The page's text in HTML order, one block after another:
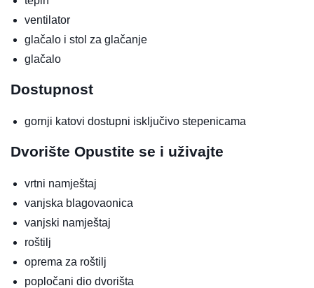
ventilator
glačalo i stol za glačanje
glačalo
Dostupnost
gornji katovi dostupni isključivo stepenicama
Dvorište Opustite se i uživajte
vrtni namještaj
vanjska blagovaonica
vanjski namještaj
roštilj
oprema za roštilj
popločani dio dvorišta